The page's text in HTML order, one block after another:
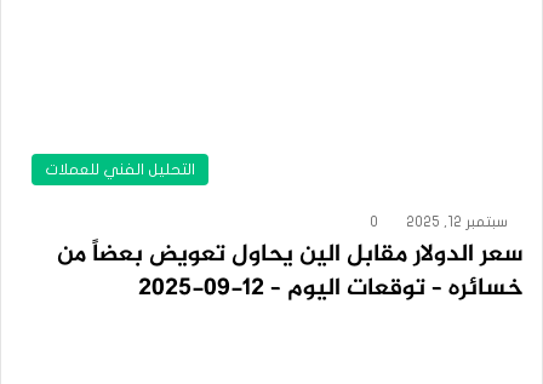
التحليل الفني للعملات
سبتمبر 12, 2025 0
سعر الدولار مقابل الين يحاول تعويض بعضاً من
خسائره – توقعات اليوم – 12-09-2025